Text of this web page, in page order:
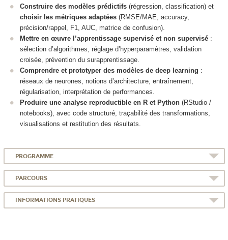
Construire des modèles prédictifs (régression, classification) et
choisir les métriques adaptées (RMSE/MAE, accuracy,
précision/rappel, F1, AUC, matrice de confusion).
Mettre en œuvre l’apprentissage supervisé et non supervisé :
sélection d’algorithmes, réglage d’hyperparamètres, validation
croisée, prévention du surapprentissage.
Comprendre et prototyper des modèles de deep learning :
réseaux de neurones, notions d’architecture, entraînement,
régularisation, interprétation de performances.
Produire une analyse reproductible en R et Python (RStudio /
notebooks), avec code structuré, traçabilité des transformations,
visualisations et restitution des résultats.
PROGRAMME
PARCOURS
INFORMATIONS PRATIQUES